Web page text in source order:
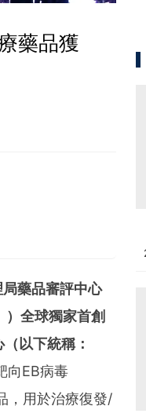
藥品獲
le
news di
to-end solu
the worl
network with
the stor
of thousan
Africa and
藥品審評中心
全球獨家首創
以下統稱：
向EB病毒
，用於治療復發/